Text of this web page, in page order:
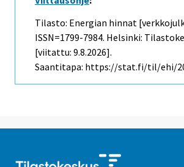
Tilasto: Energian hinnat
ISSN=1799-7984. Helsinki:
[viitattu: 9.8.2026].
Saantitapa: https://stat.fi/til/ehi/